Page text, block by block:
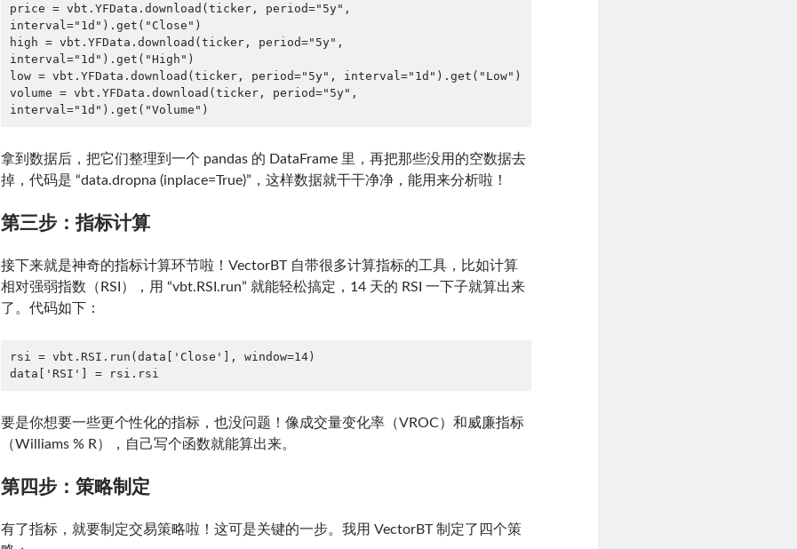
price = vbt.YFData.download(ticker, period="5y",
interval="1d").get("Close")
high = vbt.YFData.download(ticker, period="5y",
interval="1d").get("High")
low = vbt.YFData.download(ticker, period="5y", interval="1d").get("Low")
volume = vbt.YFData.download(ticker, period="5y",
拿到数据后，把它们整理到一个 pandas 的 DataFrame 里，再把那些没用的空数据去
掉，代码是 “data.dropna (inplace=True)”，这样数据就干干净净，能用来分析啦！
第三步：指标计算
接下来就是神奇的指标计算环节啦！VectorBT 自带很多计算指标的工具，比如计算
相对强弱指数（RSI），用 “vbt.RSI.run” 就能轻松搞定，14 天的 RSI 一下子就算出来
了。代码如下：
rsi = vbt.RSI.run(data['Close'], window=14)
data['RSI'] = rsi.rsi
要是你想要一些更个性化的指标，也没问题！像成交量变化率（VROC）和威廉指标
（Williams % R），自己写个函数就能算出来。
第四步：策略制定
有了指标，就要制定交易策略啦！这可是关键的一步。我用 VectorBT 制定了四个策